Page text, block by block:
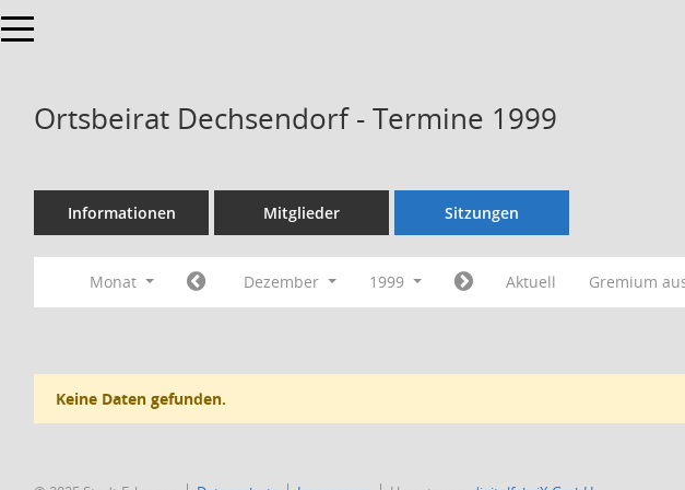
Toggle navigation
Ortsbeirat Dechsendorf - Termine 1999
Informationen Mitglieder Sitzungen
Monat Dezember 1999 Aktuell Gremium
Keine Daten gefunden.